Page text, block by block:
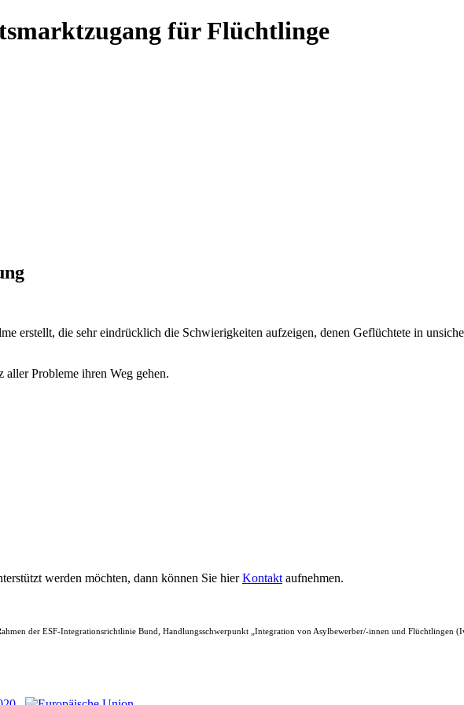
für Flüchtlinge
erstellt, die sehr eindrücklich die Schwierigkeiten aufzeigen, denen Geflüchtete in
Probleme ihren Weg gehen.
werden möchten, dann können Sie hierKontakt aufnehmen.
der ESF-Integrationsrichtlinie Bund, Handlungsschwerpunkt „Integration von Asylbewerber/-innen und Flüchtlingen